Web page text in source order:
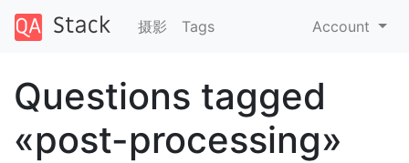
摄影 Tags Account
Questions tagged
«post-processing»